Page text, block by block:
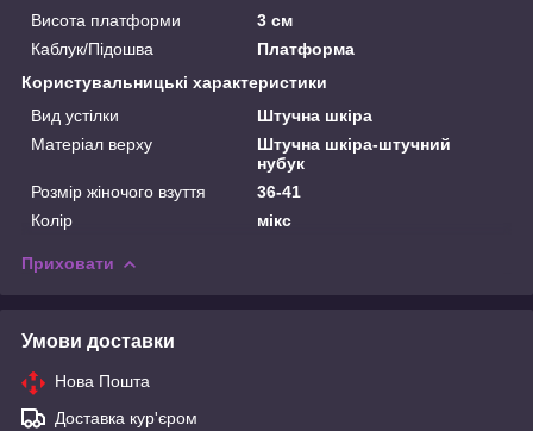
Висота платформи
3 см
Каблук/Підошва
Платформа
Користувальницькі характеристики
Вид устілки
Штучна шкіра
Матеріал верху
Штучна шкіра-штучний
нубук
Розмір жіночого взуття
36-41
Колір
мікс
Приховати
Умови доставки
Нова Пошта
Доставка кур'єром